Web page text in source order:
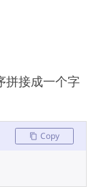
拼接成一个字
Copy